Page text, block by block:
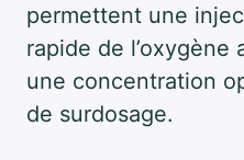
permettent une
rapide de l’oxygène
une concentration
de surdosage.